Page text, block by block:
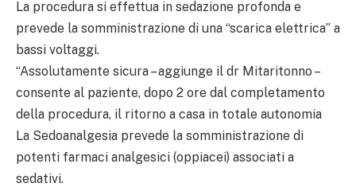
La procedura si effettua in sedazione profonda e
prevede la somministrazione di una “scarica elettrica” a
bassi voltaggi.
“Assolutamente sicura – aggiunge il dr Mitaritonno –
consente al paziente, dopo 2 ore dal completamento
della procedura, il ritorno a casa in totale autonomia
La Sedoanalgesia prevede la somministrazione di
potenti farmaci analgesici (oppiacei) associati a
sedativi.